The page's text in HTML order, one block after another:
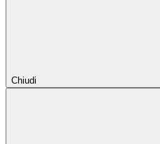
Chiudi